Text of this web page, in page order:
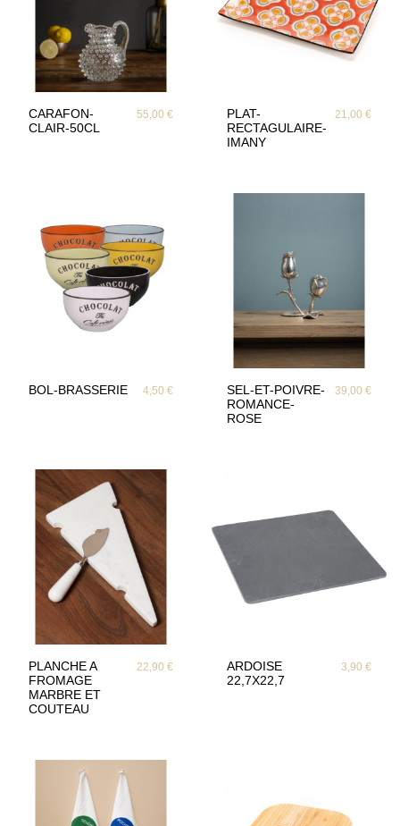
CARAFON-
CLAIR-50CL
55,00 €
PLAT-
RECTAGULAIRE-
IMANY
21,00 €
BOL-BRASSERIE 4,50 €
SEL-ET-POIVRE-
ROMANCE-
ROSE
39,00 €
PLANCHE A
FROMAGE
MARBRE ET
COUTEAU
22,90 €
ARDOISE
22,7X22,7
3,90 €